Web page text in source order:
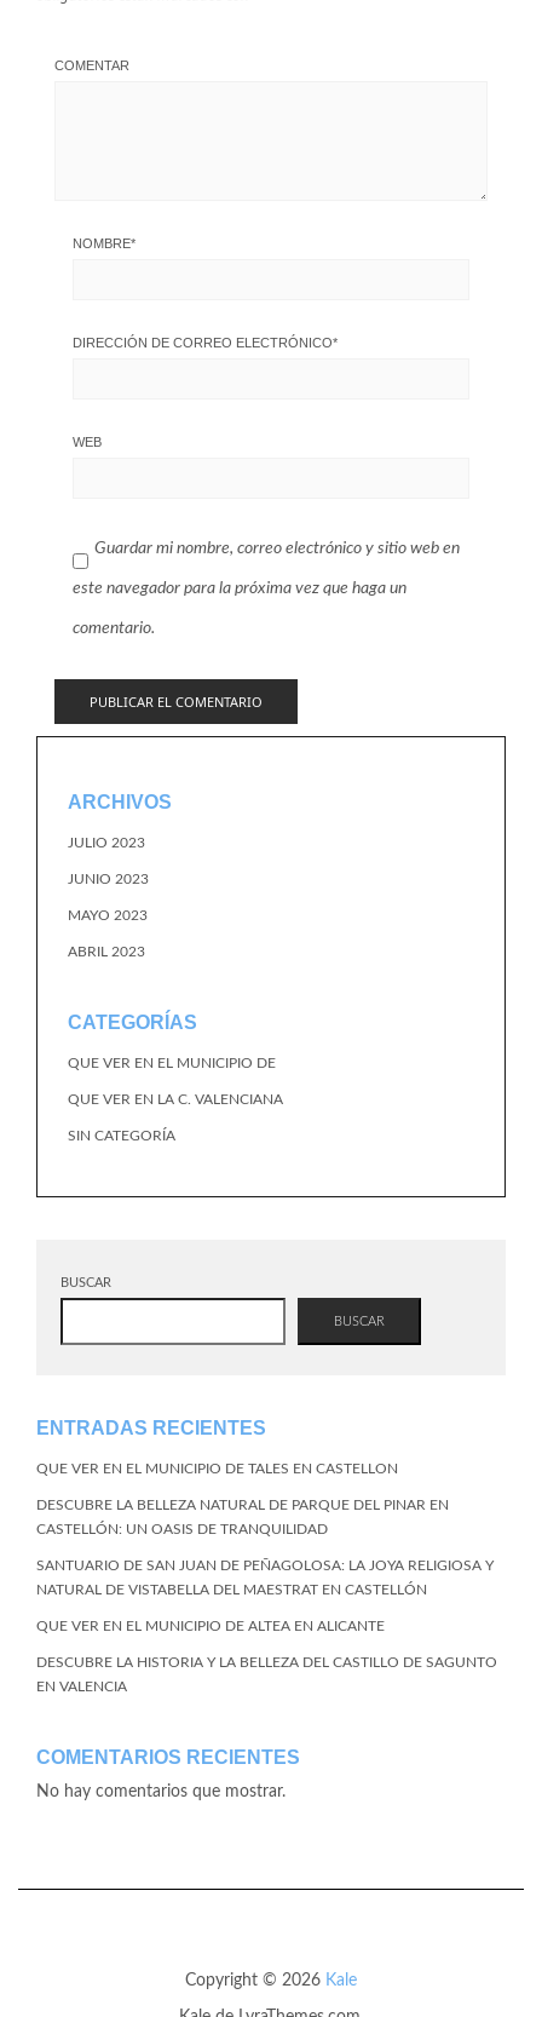
COMENTAR
NOMBRE*
DIRECCIÓN DE CORREO ELECTRÓNICO*
WEB
Guardar mi nombre, correo electrónico y sitio web en
este navegador para la próxima vez que haga un
comentario.
ARCHIVOS
JULIO 2023
JUNIO 2023
MAYO 2023
ABRIL 2023
CATEGORÍAS
QUE VER EN EL MUNICIPIO DE
QUE VER EN LA C. VALENCIANA
SIN CATEGORÍA
BUSCAR
BUSCAR
ENTRADAS RECIENTES
QUE VER EN EL MUNICIPIO DE TALES EN CASTELLON
DESCUBRE LA BELLEZA NATURAL DE PARQUE DEL PINAR EN
CASTELLÓN: UN OASIS DE TRANQUILIDAD
SANTUARIO DE SAN JUAN DE PEÑAGOLOSA: LA JOYA RELIGIOSA Y
NATURAL DE VISTABELLA DEL MAESTRAT EN CASTELLÓN
QUE VER EN EL MUNICIPIO DE ALTEA EN ALICANTE
DESCUBRE LA HISTORIA Y LA BELLEZA DEL CASTILLO DE SAGUNTO
EN VALENCIA
COMENTARIOS RECIENTES
No hay comentarios que mostrar.
Copyright © 2026 Kale